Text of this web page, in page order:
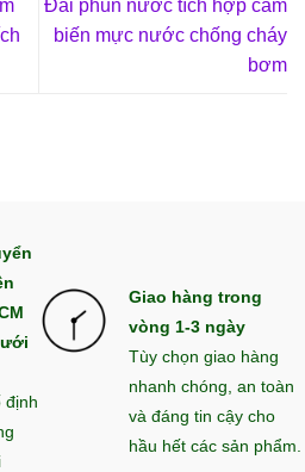
Đài phun nước tích hợp cảm
biến mực nước chống cháy
bơm
định
Giao hàng trong
vòng 1-3 ngày
Tùy chọn giao hàng
nhanh chóng, an toàn
và đáng tin cậy cho
hầu hết các sản phẩm.